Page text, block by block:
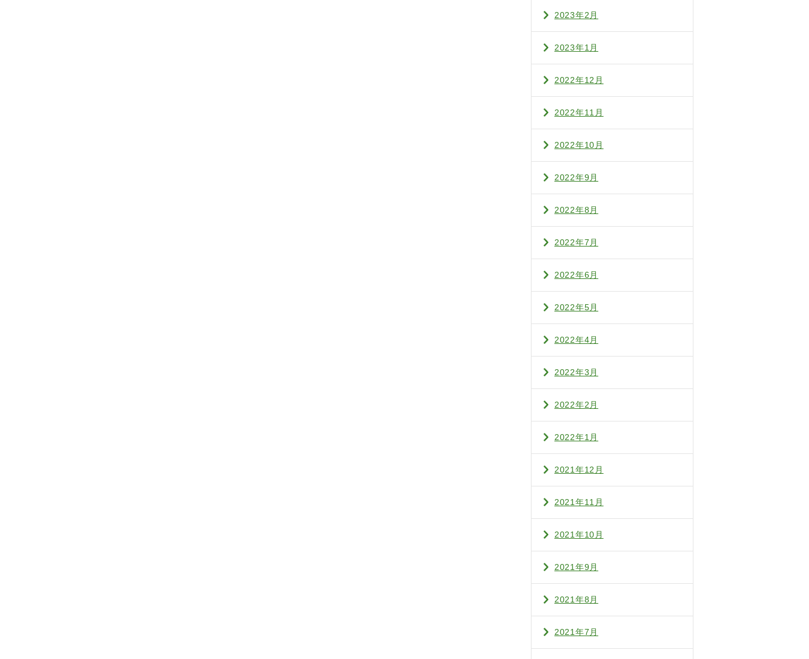
2023年2月
2023年1月
2022年12月
2022年11月
2022年10月
2022年9月
2022年8月
2022年7月
2022年6月
2022年5月
2022年4月
2022年3月
2022年2月
2022年1月
2021年12月
2021年11月
2021年10月
2021年9月
2021年8月
2021年7月